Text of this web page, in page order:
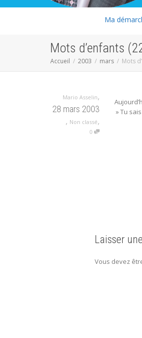
Ma
Mots d’enfants
Accueil 2003 mars Mots
Mario Asselin,
28 mars 2003
, Non classé,
0
» Tu
Laisser
Vous devez